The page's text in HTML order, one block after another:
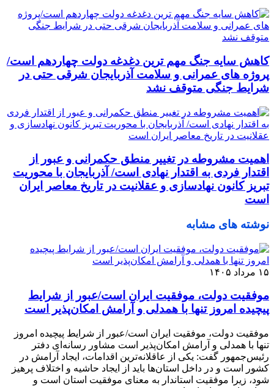
کاهش سایه جنگ مهم ‌ترین دغدغه دولت چهاردهم است/
پروژه ‌های عمرانی و سلامت آذربایجان شرقی حتی در
شرایط جنگی متوقف نشد
اهمیت مشروطه در تغییر منطق حکمرانی و عبور از
اقتدار فردی به اقتدار نهادی است/ آذربایجان با محوریت
تبریز کانون نهادسازی و عقلانیت در تاریخ معاصر ایران
است
نوشته های مشابه
۱۵ مرداد ۱۴۰۵
موفقیت دولت، موفقیت ایران است/عبور از شرایط
پیچیده امروز تنها با همدلی و آرامش امکان‌پذیر است
موفقیت دولت، موفقیت ایران است/عبور از شرایط پیچیده امروز
تنها با همدلی و آرامش امکان‌پذیر است مشاور رسانه‌ای دفتر
رئیس‌جمهور گفت: یکی از عاقلانه‌ترین اقدامات، ایجاد آرامش در
کشور است و در داخل استان‌ها باید از ایجاد حاشیه و اختلاف پرهیز
شود، زیرا موفقیت استاندار به معنای موفقیت استان است و